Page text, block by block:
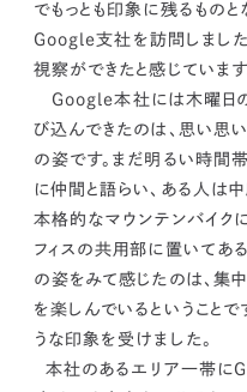
でもっとも印象に残るものと
Google支社を訪問しました
視察ができたと感じています
Google本社には木曜日の
び込んできたのは、思い思
の姿です。まだ明るい時間
に仲間と語らい、ある人は
本格的なマウンテンバイク
フィスの共用部に置いてあ
の姿をみて感じたのは、 集
を楽しんでいるということ
うな印象を受けました。
本社のあるエリア一帯に